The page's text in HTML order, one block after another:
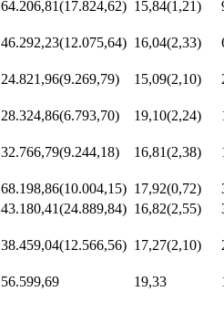
64.206,81(17.824,62) 15,84(1,21)
46.292,23(12.075,64) 16,04(2,33)
24.821,96(9.269,79) 15,09(2,10)
28.324,86(6.793,70) 19,10(2,24)
32.766,79(9.244,18) 16,81(2,38)
68.198,86(10.004,15) 17,92(0,72)
43.180,41(24.889,84) 16,82(2,55)
38.459,04(12.566,56) 17,27(2,10)
56.599,69 19,33